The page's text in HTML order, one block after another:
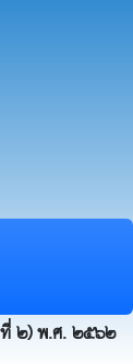
ที่ ๒) พ.ศ. ๒๕๖๒